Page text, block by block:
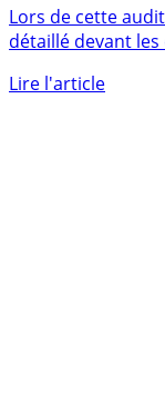
prévient Bruno
détaillé devant les